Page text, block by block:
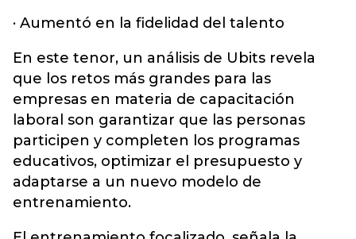
· Aumentó en la fidelidad del talento
En este tenor, un análisis de Ubits revela
que los retos más grandes para las
empresas en materia de capacitación
laboral son garantizar que las personas
participen y completen los programas
educativos, optimizar el presupuesto y
adaptarse a un nuevo modelo de
entrenamiento.